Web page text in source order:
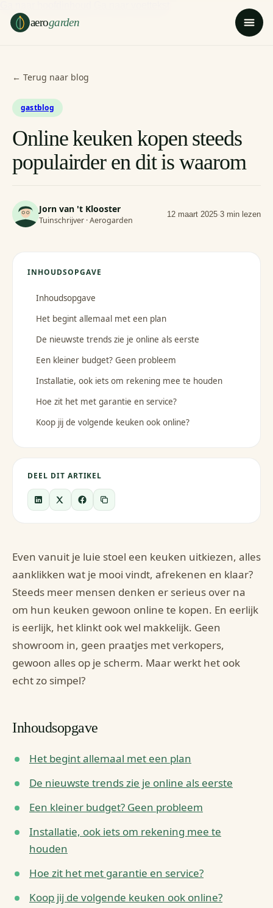
aerogarden
← Terug naar blog
gastblog
Online keuken kopen steeds
populairder en dit is waarom
Jorn van 't Klooster
Tuinschrijver · Aerogarden
12 maart 2025·3 min lezen
INHOUDSOPGAVE
Inhoudsopgave
Het begint allemaal met een plan
De nieuwste trends zie je online als eerste
Een kleiner budget? Geen probleem
Installatie, ook iets om rekening mee te houden
Hoe zit het met garantie en service?
Koop jij de volgende keuken ook online?
DEEL DIT ARTIKEL
Even vanuit je luie stoel een keuken uitkiezen, alles
aanklikken wat je mooi vindt, afrekenen en klaar?
Steeds meer mensen denken er serieus over na
om hun keuken gewoon online te kopen. En eerlijk
is eerlijk, het klinkt ook wel makkelijk. Geen
showroom in, geen praatjes met verkopers,
gewoon alles op je scherm. Maar werkt het ook
echt zo simpel?
Inhoudsopgave
Het begint allemaal met een plan
De nieuwste trends zie je online als eerste
Een kleiner budget? Geen probleem
Installatie, ook iets om rekening mee te
houden
Hoe zit het met garantie en service?
Koop jij de volgende keuken ook online?